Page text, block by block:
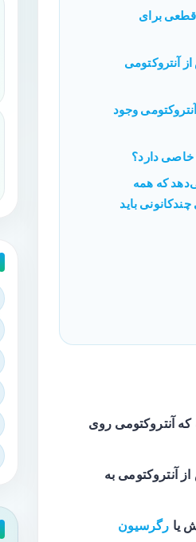
قطعی برای
آنتروکتومی
وجود
که همه
چندکانونی باید
که آنتروکتومی روی
آنتروکتومی به
رگرسیون